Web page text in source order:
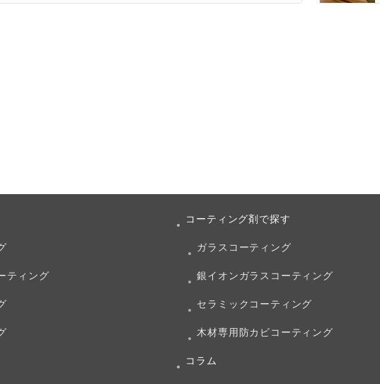
ティング
コーティング剤で探す
ガラスコーティング
銀イオンガラスコーティング
セラミックコーティング
木材専用防カビコーティング
コラム